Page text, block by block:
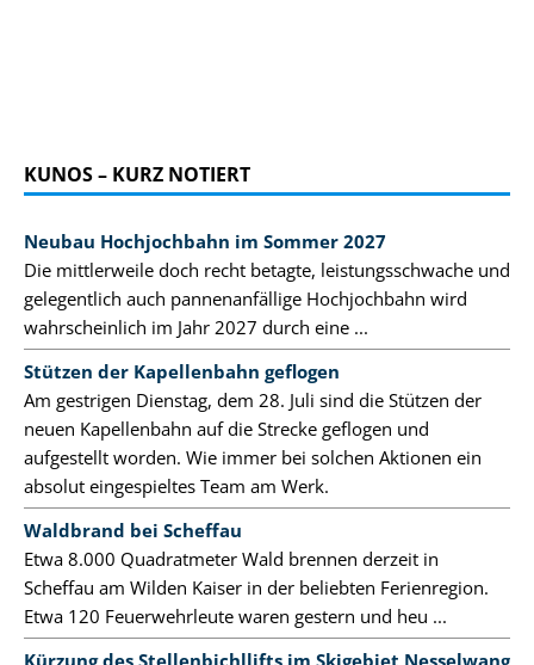
KUNOS – KURZ NOTIERT
Neubau Hochjochbahn im Sommer 2027
Die mittlerweile doch recht betagte, leistungsschwache und
gelegentlich auch pannenanfällige Hochjochbahn wird
wahrscheinlich im Jahr 2027 durch eine ...
Stützen der Kapellenbahn geflogen
Am gestrigen Dienstag, dem 28. Juli sind die Stützen der
neuen Kapellenbahn auf die Strecke geflogen und
aufgestellt worden. Wie immer bei solchen Aktionen ein
absolut eingespieltes Team am Werk.
Waldbrand bei Scheffau
Etwa 8.000 Quadratmeter Wald brennen derzeit in
Scheffau am Wilden Kaiser in der beliebten Ferienregion.
Etwa 120 Feuerwehrleute waren gestern und heu ...
Kürzung des Stellenbichllifts im Skigebiet Nesselwang